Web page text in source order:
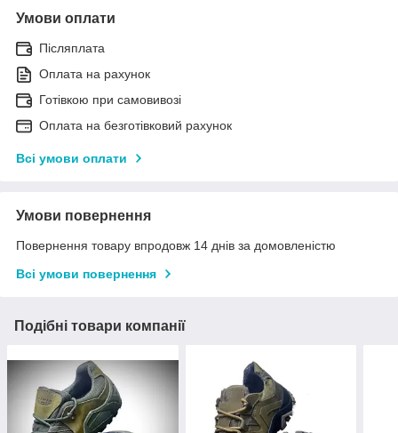
Умови оплати
Післяплата
Оплата на рахунок
Готівкою при самовивозі
Оплата на безготівковий рахунок
Всі умови оплати
Умови повернення
Повернення товару впродовж 14 днів за домовленістю
Всі умови повернення
Подібні товари компанії